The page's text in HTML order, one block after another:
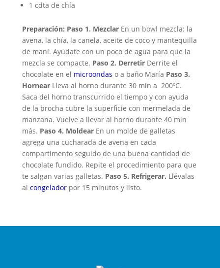
1 cdta de chía
Preparación: Paso 1. MezclarEn un bowl mezcla: la
avena, la chía, la canela, aceite de coco y mantequilla
de maní. Ayúdate con un poco de agua para que la
mezcla se compacte. Paso 2. DerretirDerrite el
chocolate en el microondas o a baño María Paso 3.
HornearLleva al horno durante 30 min a 200ºC.
Saca del horno transcurrido el tiempo y con ayuda
de la brocha cubre la superficie con mermelada de
manzana. Vuelve a llevar al horno durante 40 min
más. Paso 4. MoldearEn un molde de galletas
agrega una cucharada de avena en cada
compartimento seguido de una buena cantidad de
chocolate fundido. Repite el procedimiento para que
te salgan varias galletas. Paso 5. Refrigerar. Llévalas
al congeladorpor 15 minutos y listo.